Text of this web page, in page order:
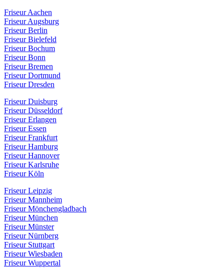
Friseur Aachen
Friseur Augsburg
Friseur Berlin
Friseur Bielefeld
Friseur Bochum
Friseur Bonn
Friseur Bremen
Friseur Dortmund
Friseur Dresden
Friseur Duisburg
Friseur Düsseldorf
Friseur Erlangen
Friseur Essen
Friseur Frankfurt
Friseur Hamburg
Friseur Hannover
Friseur Karlsruhe
Friseur Köln
Friseur Leipzig
Friseur Mannheim
Friseur Mönchengladbach
Friseur München
Friseur Münster
Friseur Nürnberg
Friseur Stuttgart
Friseur Wiesbaden
Friseur Wuppertal